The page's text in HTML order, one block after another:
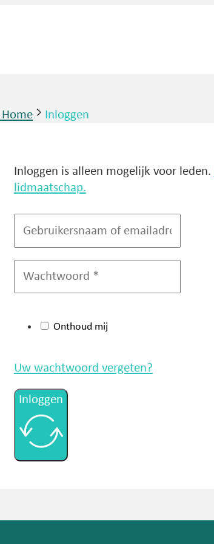
Home Inloggen
Inloggen is alleen mogelijk voor leden.
lidmaatschap.
Onthoud mij
Uw wachtwoord vergeten?
Inloggen